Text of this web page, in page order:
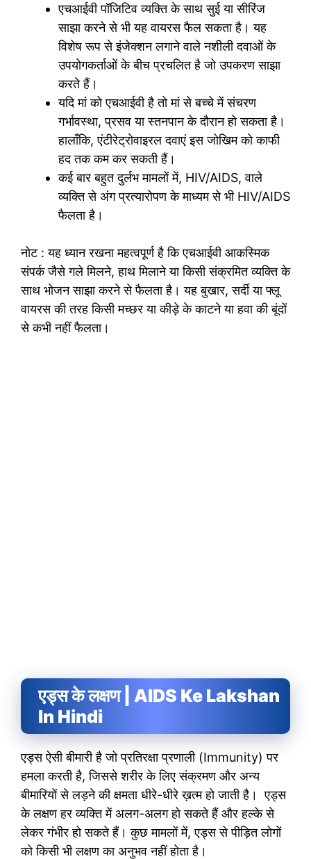
एचआईवी पॉजिटिव व्यक्ति के साथ सुई या सीरिंज
साझा करने से भी यह वायरस फैल सकता है। यह
विशेष रूप से इंजेक्शन लगाने वाले नशीली दवाओं के
उपयोगकर्ताओं के बीच प्रचलित है जो उपकरण साझा
करते हैं।
यदि मां को एचआईवी है तो मां से बच्चे में संचरण
गर्भावस्था, प्रसव या स्तनपान के दौरान हो सकता है।
हालाँकि, एंटीरेट्रोवाइरल दवाएं इस जोखिम को काफी
हद तक कम कर सकती हैं।
कई बार बहुत दुर्लभ मामलों में, HIV/AIDS, वाले
व्यक्ति से अंग प्रत्यारोपण के माध्यम से भी HIV/AIDS
फैलता है।
नोट : यह ध्यान रखना महत्वपूर्ण है कि एचआईवी आकस्मिक
संपर्क जैसे गले मिलने, हाथ मिलाने या किसी संक्रमित व्यक्ति के
साथ भोजन साझा करने से फैलता है। यह बुखार, सर्दी या फ्लू
वायरस की तरह किसी मच्छर या कीड़े के काटने या हवा की बूंदों
से कभी नहीं फैलता।
एड्स के लक्षण | AIDS Ke Lakshan
In Hindi
एड्स ऐसी बीमारी है जो प्रतिरक्षा प्रणाली (Immunity) पर
हमला करती है, जिससे शरीर के लिए संक्रमण और अन्य
बीमारियों से लड़ने की क्षमता धीरे-धीरे ख़त्म हो जाती है। एड्स
के लक्षण हर व्यक्ति में अलग-अलग हो सकते हैं और हल्के से
लेकर गंभीर हो सकते हैं। कुछ मामलों में, एड्स से पीड़ित लोगों
को किसी भी लक्षण का अनुभव नहीं होता है।